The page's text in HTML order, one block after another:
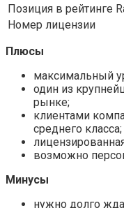
Позиция в рейтинге
Номер лицензии
Плюсы
максимальный
один из
рынке;
клиентами
среднего класса;
возможно
Минусы
нужно долго